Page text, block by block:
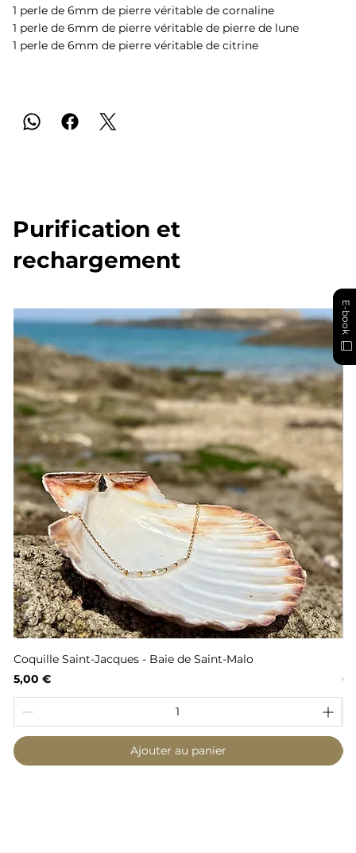
1 perle de 6mm de pierre véritable de cornaline
1 perle de 6mm de pierre véritable de pierre de lune
1 perle de 6mm de pierre véritable de citrine
Purification et
rechargement
Coquille Saint-Jacques - Baie de Saint-Malo
Prix
5,00 €
Ajouter au panier
E-book